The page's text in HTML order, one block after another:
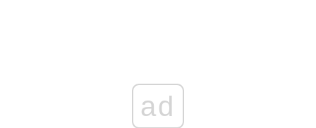
ad